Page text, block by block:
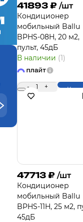
41893 ₽ /шт
Кондиционер
мобильный Ballu
BPHS-08H, 20 м2,
пульт, 45дБ
В наличии (1)
- 1 +
47713 ₽ /шт
Кондиционер
мобильный Ballu
BPHS-11H, 25 м2,
45дБ